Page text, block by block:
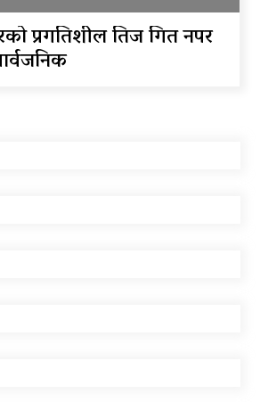
पहिरो खस्दा ३ वर्षीय बालकको
दुई घाइते
पहिरो खसेपछि १३ घरधुरी
प्रगतिशील तिज गित नपर